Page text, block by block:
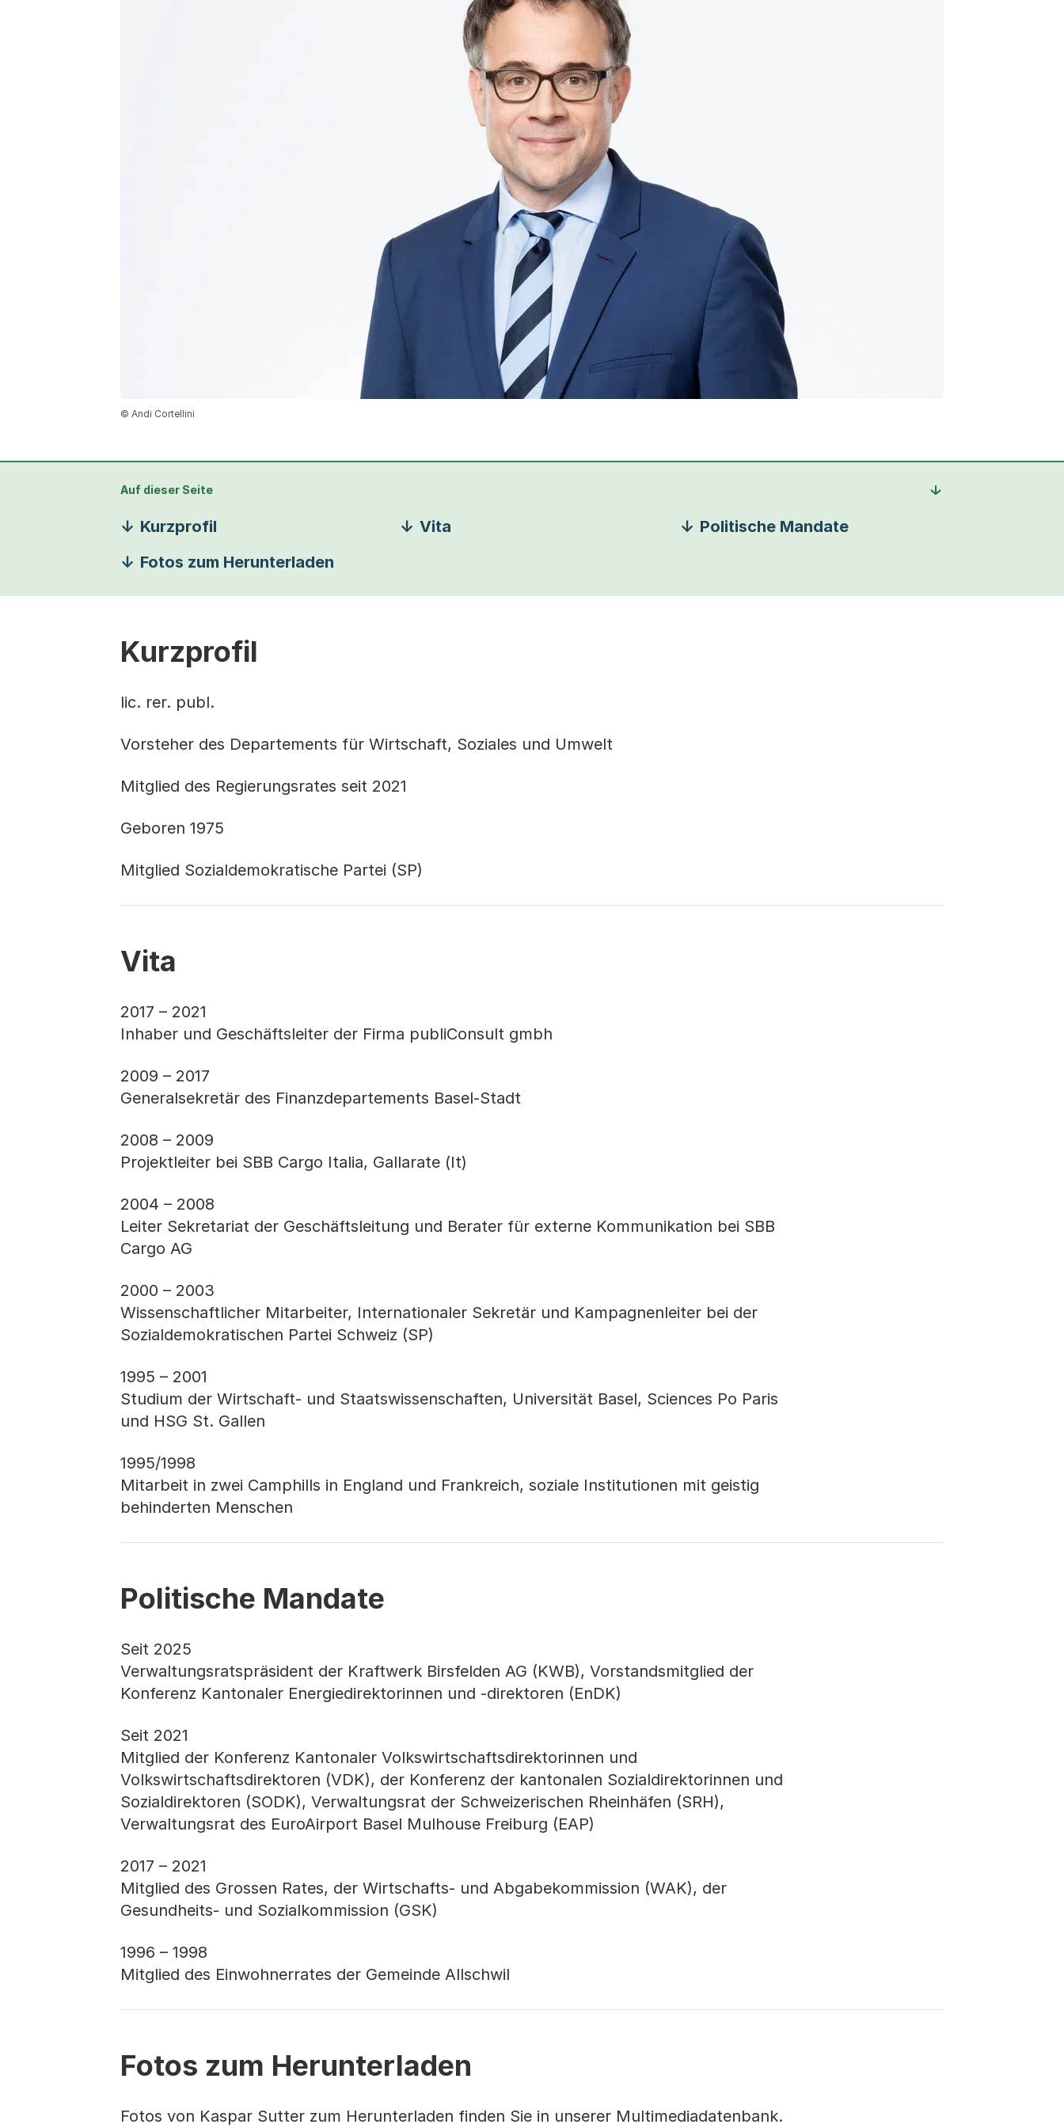
© Andi Cortellini
Auf dieser Seite
Kurzprofil Vita
Politische Mandate
Fotos zum Herunterladen
Kurzprofil
lic. rer. publ.
Vorsteher des Departements für Wirtschaft, Soziales und Umwelt
Mitglied des Regierungsrates seit 2021
Geboren 1975
Mitglied Sozialdemokratische Partei (SP)
Vita
2017 – 2021
Inhaber und Geschäftsleiter der Firma publiConsult gmbh
2009 – 2017
Generalsekretär des Finanzdepartements Basel-Stadt
2008 – 2009
Projektleiter bei SBB Cargo Italia, Gallarate (It)
2004 – 2008
Leiter Sekretariat der Geschäftsleitung und Berater für externe Kommunikation bei SBB
Cargo AG
2000 – 2003
Wissenschaftlicher Mitarbeiter, Internationaler Sekretär und Kampagnenleiter bei der
Sozialdemokratischen Partei Schweiz (SP)
1995 – 2001
Studium der Wirtschaft- und Staatswissenschaften, Universität Basel, Sciences Po Paris
und HSG St. Gallen
1995/1998
Mitarbeit in zwei Camphills in England und Frankreich, soziale Institutionen mit geistig
behinderten Menschen
Politische Mandate
Seit 2025
Verwaltungsratspräsident der Kraftwerk Birsfelden AG (KWB), Vorstandsmitglied der
Konferenz Kantonaler Energiedirektorinnen und -direktoren (EnDK)
Seit 2021
Mitglied der Konferenz Kantonaler Volkswirtschaftsdirektorinnen und
Volkswirtschaftsdirektoren (VDK), der Konferenz der kantonalen Sozialdirektorinnen und
Sozialdirektoren (SODK), Verwaltungsrat der Schweizerischen Rheinhäfen (SRH),
Verwaltungsrat des EuroAirport Basel Mulhouse Freiburg (EAP)
2017 – 2021
Mitglied des Grossen Rates, der Wirtschafts- und Abgabekommission (WAK), der
Gesundheits- und Sozialkommission (GSK)
1996 – 1998
Mitglied des Einwohnerrates der Gemeinde Allschwil
Fotos zum Herunterladen
Fotos von Kaspar Sutter zum Herunterladen finden Sie in unserer Multimediadatenbank.